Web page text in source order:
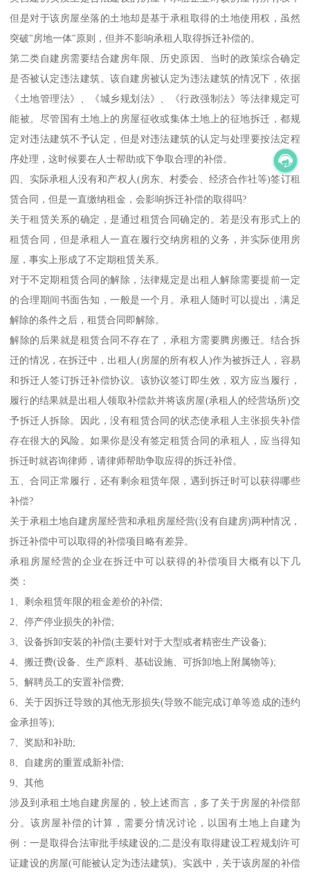
但是对于该房屋坐落的土地却是基于承租取得的土地使用权，虽然
突破"房地一体"原则，但并不影响承租人取得拆迁补偿的。
第二类自建房需要结合建房年限、历史原因、当时的政策综合确定
是否被认定违法建筑。该自建房被认定为违法建筑的情况下，依据
《土地管理法》、《城乡规划法》、《行政强制法》等法律规定可
能被。尽管国有土地上的房屋征收或集体土地上的征地拆迁，都规
定对违法建筑不予认定，但是对违法建筑的认定与处理要按法定程
序处理，这时候要在人士帮助或下争取合理的补偿。
四、实际承租人没有和产权人(房东、村委会、经济合作社等)签订租
赁合同，但是一直缴纳租金，会影响拆迁补偿的取得吗?
关于租赁关系的确定，是通过租赁合同确定的。若是没有形式上的
租赁合同，但是承租人一直在履行交纳房租的义务，并实际使用房
屋，事实上形成了不定期租赁关系。
对于不定期租赁合同的解除，法律规定是出租人解除需要提前一定
的合理期间书面告知，一般是一个月。承租人随时可以提出，满足
解除的条件之后，租赁合同即解除。
解除的后果就是租赁合同不存在了，承租方需要腾房搬迁。结合拆
迁的情况，在拆迁中，出租人(房屋的所有权人)作为被拆迁人，容易
和拆迁人签订拆迁补偿协议。该协议签订即生效，双方应当履行，
履行的结果就是出租人领取补偿款并将该房屋(承租人的经营场所)交
予拆迁人拆除。因此，没有租赁合同的状态使承租人主张损失补偿
存在很大的风险。如果你是没有签定租赁合同的承租人，应当得知
拆迁时就咨询律师，请律师帮助争取应得的拆迁补偿。
五、合同正常履行，还有剩余租赁年限，遇到拆迁时可以获得哪些
补偿?
关于承租土地自建房屋经营和承租房屋经营(没有自建房)两种情况，
拆迁补偿中可以取得的补偿项目略有差异。
承租房屋经营的企业在拆迁中可以获得的补偿项目大概有以下几
类：
1、剩余租赁年限的租金差价的补偿;
2、停产停业损失的补偿;
3、设备拆卸安装的补偿(主要针对于大型或者精密生产设备);
4、搬迁费(设备、生产原料、基础设施、可拆卸地上附属物等);
5、解聘员工的安置补偿费;
6、关于因拆迁导致的其他无形损失(导致不能完成订单等造成的违约
金承担等);
7、奖励和补助;
8、自建房的重置成新补偿;
9、其他
涉及到承租土地自建房屋的，较上述而言，多了关于房屋的补偿部
分。该房屋补偿的计算，需要分情况讨论，以国有土地上自建为
例：一是取得合法审批手续建设的;二是没有取得建设工程规划许可
证建设的房屋(可能被认定为违法建筑)。实践中，关于该房屋的补偿